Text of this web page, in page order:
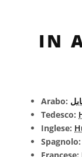
IN
Arabo:
Tedesco:
Inglese:
Spagnolo: